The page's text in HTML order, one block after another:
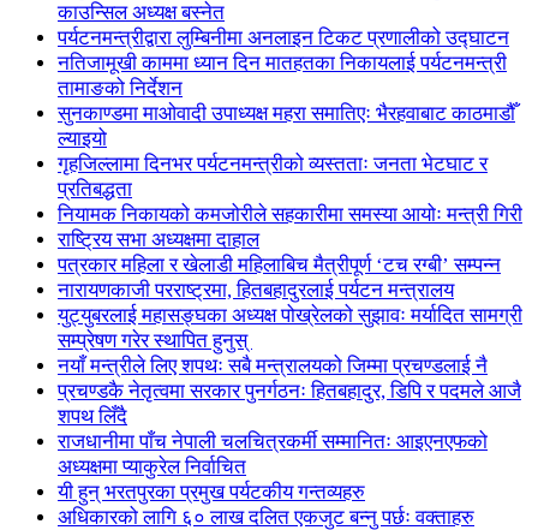
काउन्सिल अध्यक्ष बस्नेत
पर्यटनमन्त्रीद्वारा लुम्बिनीमा अनलाइन टिकट प्रणालीको उद्घाटन
नतिजामूखी काममा ध्यान दिन मातहतका निकायलाई पर्यटनमन्त्री
तामाङको निर्देशन
सुनकाण्डमा मा‌ओवादी उपाध्यक्ष महरा समातिएः भैरहवाबाट काठमाडौँ
ल्याइयो
गृहजिल्लामा दिनभर पर्यटनमन्त्रीको व्यस्तताः जनता भेटघाट र
प्रतिबद्धता
नियामक निकायको कमजोरीले सहकारीमा समस्या आयोः मन्त्री गिरी
राष्ट्रिय सभा अध्यक्षमा दाहाल
पत्रकार महिला र खेलाडी महिलाबिच मैत्रीपूर्ण ‘टच रग्बी’ सम्पन्न
नारायणकाजी परराष्ट्रमा, हितबहादुरलाई पर्यटन मन्त्रालय
युट्युबरलाई महासङ्घका अध्यक्ष पोख्रेलको सुझावः मर्यादित सामग्री
सम्प्रेषण गरेर स्थापित हुनुस्
नयाँ मन्त्रीले लिए शपथः सबै मन्त्रालयको जिम्मा प्रचण्डलाई नै
प्रचण्डकै नेतृत्वमा सरकार पुनर्गठनः हितबहादुर, डिपि र पदमले आजै
शपथ लिँदै
राजधानीमा पाँच नेपाली चलचित्रकर्मी सम्मानितः आइएनएफको
अध्यक्षमा प्याकुरेल निर्वाचित
यी हुन् भरतपुरका प्रमुख पर्यटकीय गन्तव्यहरु
अधिकारको लागि ६० लाख दलित एकजुट बन्नु पर्छः वक्ताहरु